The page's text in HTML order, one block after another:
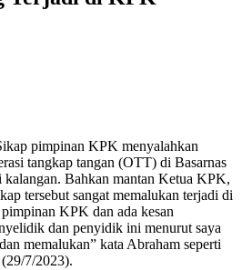
pimpinan KPK menyalahkan
tangkap tangan (OTT) di Basarnas
kalangan. Bahkan mantan Ketua KPK,
tersebut sangat memalukan terjadi di
KPK dan ada kesan
dan penyidik ini menurut saya
memalukan” kata Abraham seperti
7/2023).